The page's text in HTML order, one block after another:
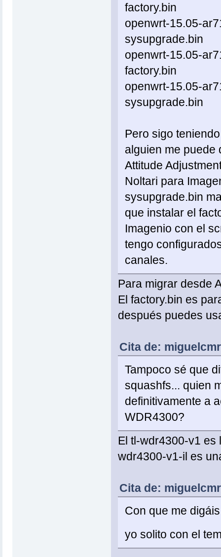
factory.bin
openwrt-15.05-
sysupgrade.bin
openwrt-15.05-
factory.bin
openwrt-15.05-
sysupgrade.bin
Pero sigo
alguien me puede
Attitude
Noltari para
sysupgrade.bin
que instalar el
Imagenio con el
tengo
canales.
Para migrar desde
El factory.bin es
después puedes
Cita de:
Tampoco sé que
squashfs... quien
definitivamente a
WDR4300?
El tl-wdr4300-v1 es
wdr4300-v1-il es
Cita de:
Con que me
yo solito con el